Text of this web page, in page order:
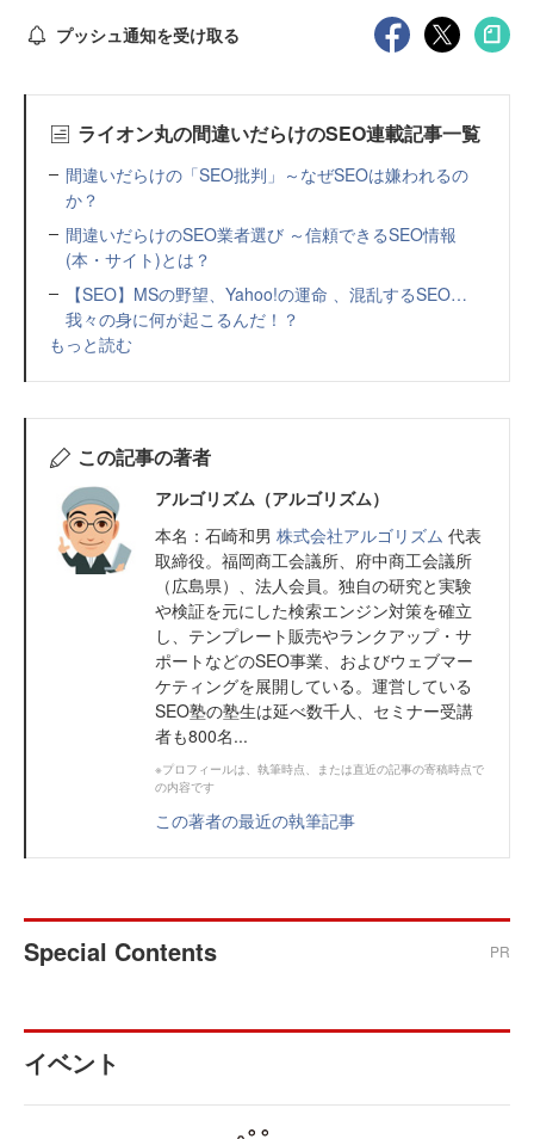
プッシュ通知を受け取る
ライオン丸の間違いだらけのSEO連載記事一覧
間違いだらけの「SEO批判」～なぜSEOは嫌われるの
か？
間違いだらけのSEO業者選び ～信頼できるSEO情報
(本・サイト)とは？
【SEO】MSの野望、Yahoo!の運命 、混乱するSEO…
我々の身に何が起こるんだ！？
もっと読む
この記事の著者
アルゴリズム（アルゴリズム）
本名：石崎和男 株式会社アルゴリズム 代表
取締役。福岡商工会議所、府中商工会議所
（広島県）、法人会員。独自の研究と実験
や検証を元にした検索エンジン対策を確立
し、テンプレート販売やランクアップ・サ
ポートなどのSEO事業、およびウェブマー
ケティングを展開している。運営している
SEO塾の塾生は延べ数千人、セミナー受講
者も800名...
※プロフィールは、執筆時点、または直近の記事の寄稿時点で
の内容です
この著者の最近の執筆記事
Special Contents PR
イベント